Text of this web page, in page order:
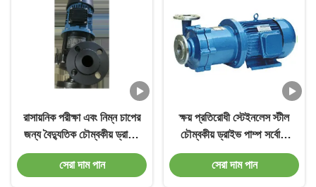
রাসায়নিক পরীক্ষা এবং নিম্ন চাপের
জন্য বৈদ্যুতিক চৌম্বকীয় ড্রাইভ
পাম্প
সেরা দাম পান
ক্ষয় প্রতিরোধী স্টেইনলেস স্টীল
চৌম্বকীয় ড্রাইভ পাম্প সর্বোচ্চ
গতি 3500 RPM
সেরা দাম পান